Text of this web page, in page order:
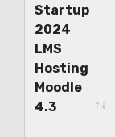
Startup
2024
LMS
Hosting
Moodle
4.3